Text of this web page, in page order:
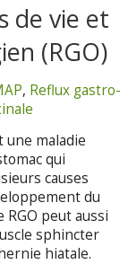
de vie et
(RGO)
, Reflux gastro-
une maladie
qui
causes
du
RGO peut aussi
sphincter
hiatale.